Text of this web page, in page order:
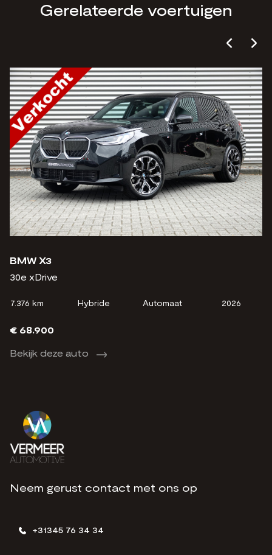
Gerelateerde voertuigen
BMW X3
30e xDrive
7.376 km Hybride Automaat 2026
€ 68.900
Bekijk deze auto
Neem gerust contact met ons op
+31345 76 34 34